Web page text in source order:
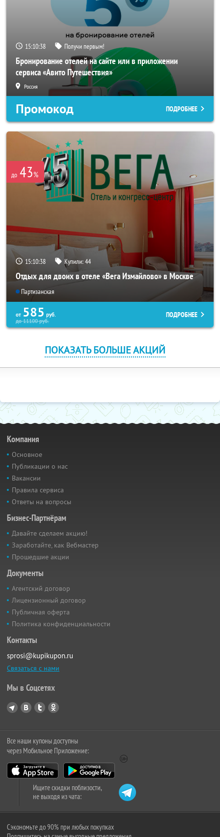
15:10:37 Получи первым!
Бронирование отелей на сайте или в приложении
сервиса «Авито Путешествия»
Россия
Промокод ПОДРОБНЕЕ
до 43%
15:10:37 Купили:44
Отдых для двоих в отеле «Вега Измайлово» в Москве
Партизанская
от 585 руб.
до11100руб.
ПОДРОБНЕЕ
ПОКАЗАТЬ БОЛЬШЕ АКЦИЙ
Компания
Основное
Публикации о нас
Вакансии
Правила сервиса
Ответы на вопросы
Бизнес-Партнёрам
Давайте сделаем акцию!
Заработайте, как Вебмастер
Прошедшие акции
Документы
Агентский договор
Лицензионный договор
Публичная оферта
Политика конфиденциальности
Контакты
sprosi@kupikupon.ru
Связаться с нами
Мы в Соцсетях
Все наши купоны доступны
через Мобильное Приложение:
Ищите скидки поблизости,
не выходя из чата:
Сэкономьте до 90% при любых покупках